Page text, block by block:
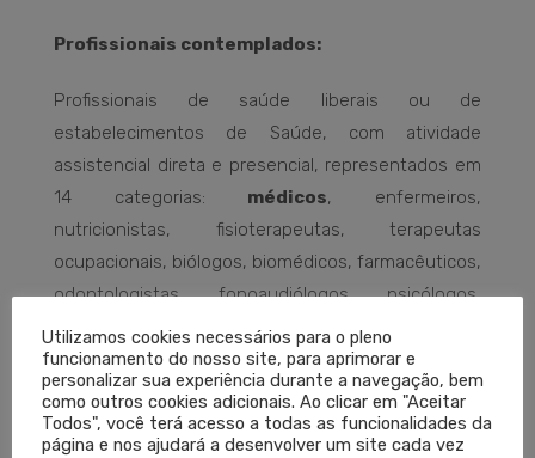
Profissionais contemplados:
Profissionais de saúde liberais ou de
estabelecimentos de Saúde, com atividade
assistencial direta e presencial, representados em
14 categorias: médicos, enfermeiros,
nutricionistas, fisioterapeutas, terapeutas
ocupacionais, biólogos, biomédicos, farmacêuticos,
odontologistas, fonoaudiólogos, psicólogos,
assistentes sociais, profissionais de educação
física, médicos veterinários e seus respectivos
técnicos e auxiliares que atuam em serviços
voltados ao atendimento da saúde humana como,
Utilizamos cookies necessários para o pleno
funcionamento do nosso site, para aprimorar e
personalizar sua experiência durante a navegação, bem
como outros cookies adicionais. Ao clicar em "Aceitar
Todos", você terá acesso a todas as funcionalidades da
página e nos ajudará a desenvolver um site cada vez